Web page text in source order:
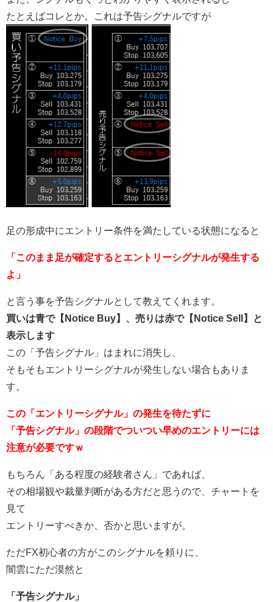
たとえばコレとか。これは予告シグナルですが
足の形成中にエントリー条件を満たしている状態になると
「このまま足が確定するとエントリーシグナルが発生する
よ」
と言う事を予告シグナルとして教えてくれます。
買いは青で【Notice Buy】、売りは赤で【Notice Sell】と
表示します
この「予告シグナル」はまれに消失し、
そもそもエントリーシグナルが発生しない場合もありま
す。
この「エントリーシグナル」の発生を待たずに
「予告シグナル」の段階でついつい早めのエントリーには
注意が必要ですｗ
もちろん「ある程度の経験者さん」であれば、
その相場観や裁量判断がある方だと思うので、チャートを
見て
エントリーすべきか、否かと思いますが。
ただFX初心者の方がこのシグナルを頼りに、
闇雲にただ漠然と
「予告シグナル」